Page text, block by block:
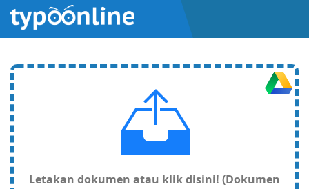
Letakan dokumen atau klik disini! (Dokumen